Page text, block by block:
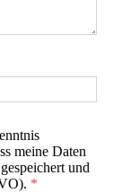
meine Daten
und
*